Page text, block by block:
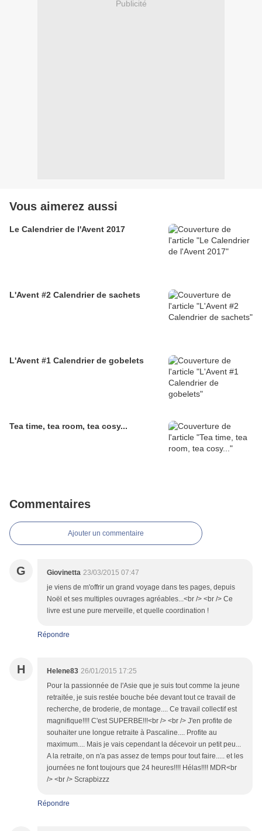
Publicité
Vous aimerez aussi
Le Calendrier de l'Avent 2017
L'Avent #2 Calendrier de sachets
L'Avent #1 Calendrier de gobelets
Tea time, tea room, tea cosy...
Commentaires
Ajouter un commentaire
G Giovinetta 23/03/2015 07:47
je viens de m'offrir un grand voyage dans tes pages, depuis
Noël et ses multiples ouvrages agréables...<br /> <br /> Ce
livre est une pure merveille, et quelle coordination !
Répondre
H Helene83 26/01/2015 17:25
Pour la passionnée de l'Asie que je suis tout comme la jeune
retraitée, je suis restée bouche bée devant tout ce travail de
recherche, de broderie, de montage.... Ce travail collectif est
magnifique!!!! C'est SUPERBE!!!<br /> <br /> J'en profite de
souhaiter une longue retraite à Pascaline.... Profite au
maximum.... Mais je vais cependant la décevoir un petit peu...
A la retraite, on n'a pas assez de temps pour tout faire..... et les
journées ne font toujours que 24 heures!!!! Hélas!!!! MDR<br
/> <br /> Scrapbizzz
Répondre